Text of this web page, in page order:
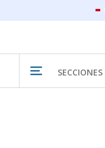
SECCIONES